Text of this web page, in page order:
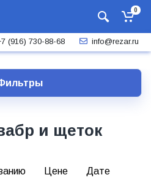
0
(916) 730-88-68 info@rezar.ru
и щеток
Цене
Дате